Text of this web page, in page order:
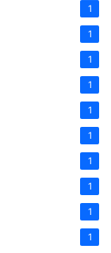
1
1
1
1
1
1
1
1
1
1